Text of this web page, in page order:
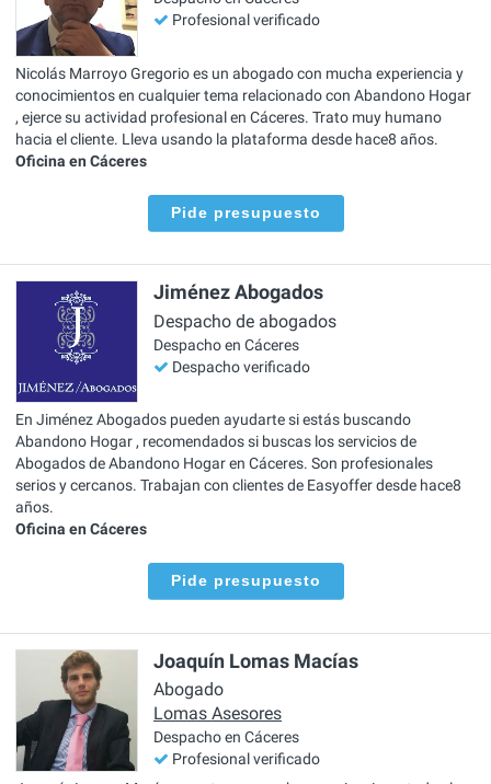
Profesional verificado
Nicolás Marroyo Gregorio es un abogado con mucha experiencia y
conocimientos en cualquier tema relacionado con Abandono Hogar
, ejerce su actividad profesional en Cáceres. Trato muy humano
hacia el cliente. Lleva usando la plataforma desde hace8 años.
Oficina en Cáceres
Pide presupuesto
Jiménez Abogados
Despacho de abogados
Despacho en Cáceres
Despacho verificado
En Jiménez Abogados pueden ayudarte si estás buscando
Abandono Hogar , recomendados si buscas los servicios de
Abogados de Abandono Hogar en Cáceres. Son profesionales
serios y cercanos. Trabajan con clientes de Easyoffer desde hace8
años.
Oficina en Cáceres
Pide presupuesto
Joaquín Lomas Macías
Abogado
Lomas Asesores
Despacho en Cáceres
Profesional verificado